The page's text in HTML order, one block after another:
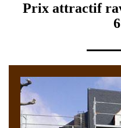
Prix attractif